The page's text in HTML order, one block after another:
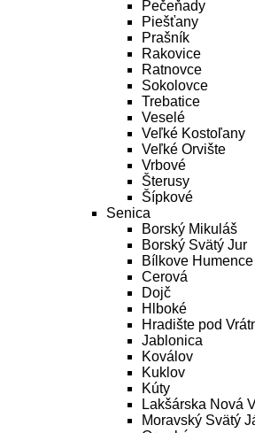
Pečeňady
Piešťany
Prašník
Rakovice
Ratnovce
Sokolovce
Trebatice
Veselé
Veľké Kostoľany
Veľké Orvište
Vrbové
Šterusy
Šípkové
Senica
Borský Mikuláš
Borský Svätý Jur
Bílkove Humence
Cerová
Dojč
Hlboké
Hradište pod
Jablonica
Koválov
Kuklov
Kúty
Lakšárska Nová
Moravský Svätý